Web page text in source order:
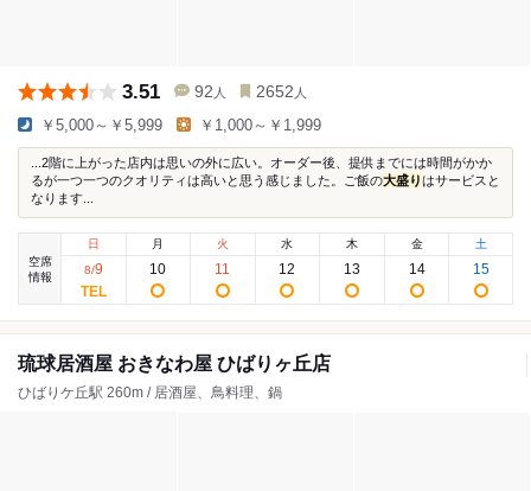
3.51 92 人 2652 人
￥5,000～￥5,999 ￥1,000～￥1,999
...2階に上がった店内は思いの外に広い。オーダー後、提供までには時間がかか
るが一つ一つのクオリティは高いと思う感じました。ご飯の大盛りはサービスと
なります...
空席
情報
日
8/9
月
10
火
11
水
12
木
13
金
14
土
15
琉球居酒屋 おきなわ屋 ひばりヶ丘店
ひばりケ丘駅 260m / 居酒屋、鳥料理、鍋